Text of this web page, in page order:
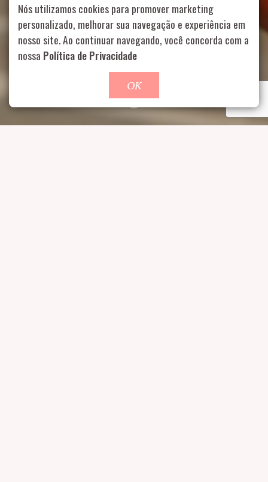
Rua Aurélia, 1714 – Vila Romana, São Paulo – SP | 55 11
99178-5848 | contato@nucleofood.com
Role para continar
Nós utilizamos cookies para promover marketing
personalizado, melhorar sua navegação e experiência em
nosso site. Ao continuar navegando, você concorda com a
nossa Política de Privacidade
OK